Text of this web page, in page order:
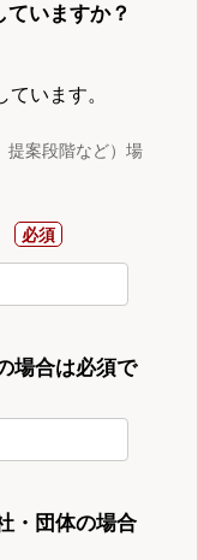
いますか？
います。
提案段階など）場
場合は必須で
・団体の場合